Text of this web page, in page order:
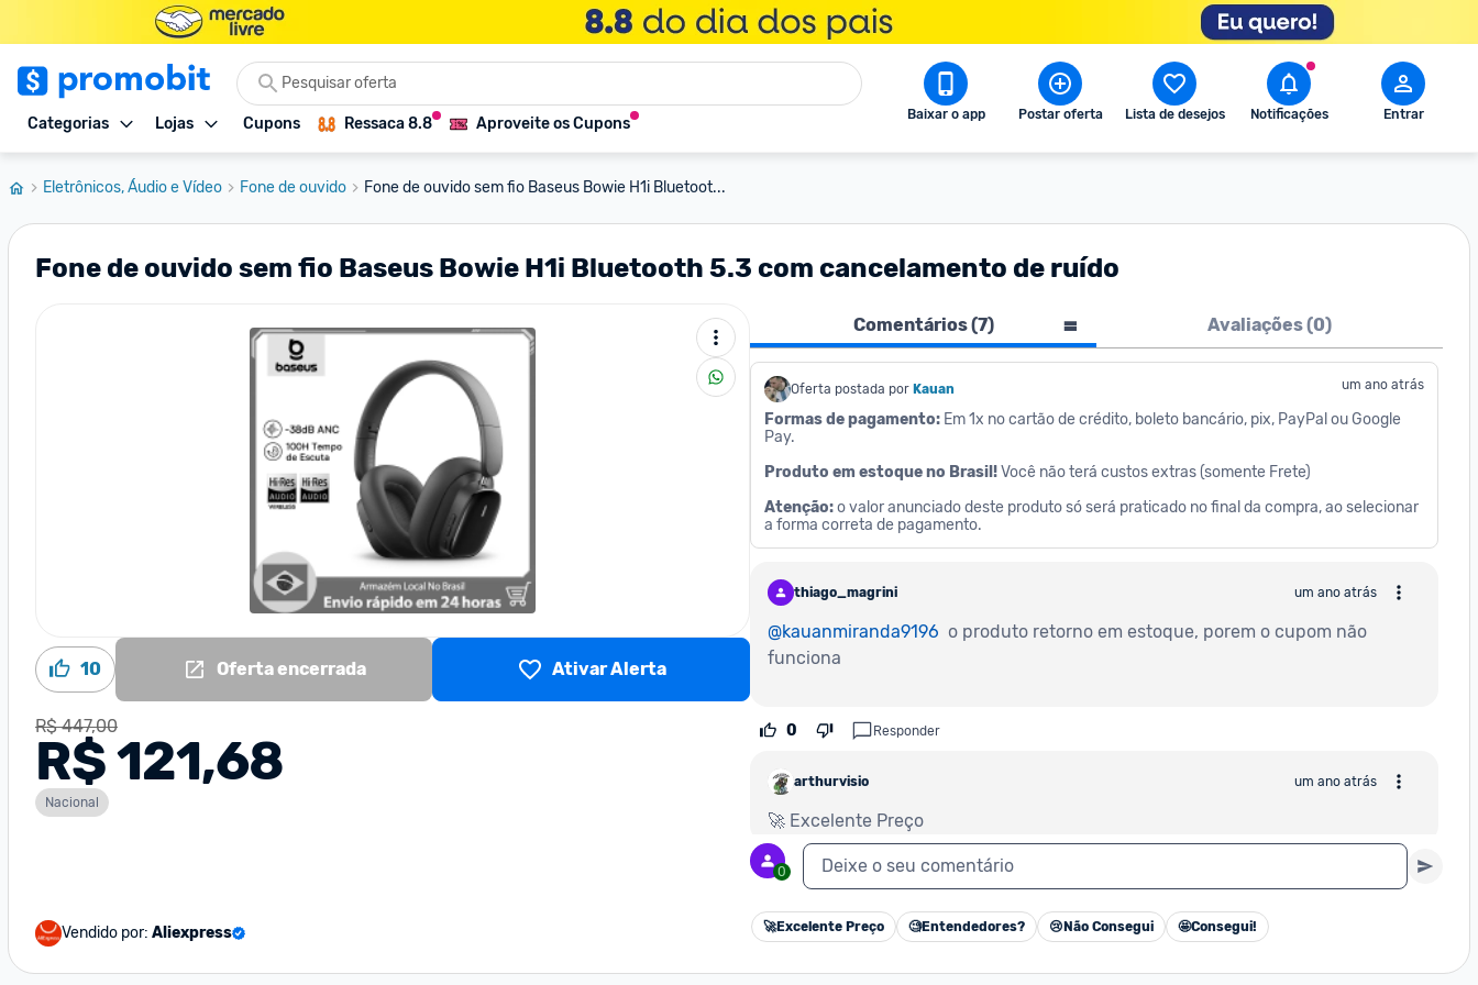
Categorias Lojas Cupons Ressaca 8.8 Aproveite os Cupons Baixar o app Postar oferta Lista de desejos Notificações Entrar
Eletrônicos, Áudio e Vídeo Fone de ouvido Fone de ouvido sem fio Baseus Bowie H1i Bluetoot...
Fone de ouvido sem fio Baseus Bowie H1i Bluetooth 5.3 com cancelamento de ruído
10 Oferta encerrada Ativar Alerta
R$ 447,00
R$ 121,68
Nacional
Vendido por: Aliexpress
Comentários (7) Avaliações (0)
Oferta postada por Kauan um ano atrás
Formas de pagamento: Em 1x no cartão de crédito, boleto bancário, pix, PayPal ou Google
Pay.
Produto em estoque no Brasil! Você não terá custos extras (somente Frete)
Atenção: o valor anunciado deste produto só será praticado no final da compra, ao selecionar
a forma correta de pagamento.
thiago_magrini um ano atrás
@kauanmiranda9196 o produto retorno em estoque, porem o cupom não
funciona
0 Responder
arthurvisio um ano atrás
🚀 Excelente Preço
0 Responder
pedro_borges_225368
0 Deixe o seu comentário
🚀Excelente Preço 🧐Entendedores? 😢 Não Consegui 🤩Consegui!